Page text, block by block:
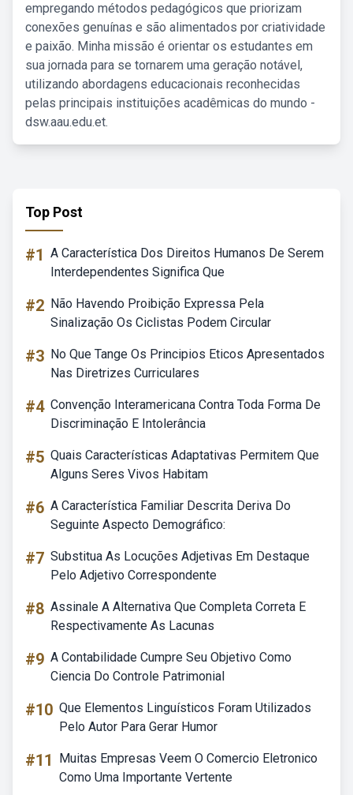
empregando métodos pedagógicos que priorizam
conexões genuínas e são alimentados por criatividade
e paixão. Minha missão é orientar os estudantes em
sua jornada para se tornarem uma geração notável,
utilizando abordagens educacionais reconhecidas
pelas principais instituições acadêmicas do mundo -
dsw.aau.edu.et.
Top Post
#1 A Característica Dos Direitos Humanos De Serem
Interdependentes Significa Que
#2 Não Havendo Proibição Expressa Pela
Sinalização Os Ciclistas Podem Circular
#3 No Que Tange Os Principios Eticos Apresentados
Nas Diretrizes Curriculares
#4 Convenção Interamericana Contra Toda Forma De
Discriminação E Intolerância
#5 Quais Características Adaptativas Permitem Que
Alguns Seres Vivos Habitam
#6 A Característica Familiar Descrita Deriva Do
Seguinte Aspecto Demográfico:
#7 Substitua As Locuções Adjetivas Em Destaque
Pelo Adjetivo Correspondente
#8 Assinale A Alternativa Que Completa Correta E
Respectivamente As Lacunas
#9 A Contabilidade Cumpre Seu Objetivo Como
Ciencia Do Controle Patrimonial
#10 Que Elementos Linguísticos Foram Utilizados
Pelo Autor Para Gerar Humor
#11
Muitas Empresas Veem O Comercio Eletronico
Como Uma Importante Vertente